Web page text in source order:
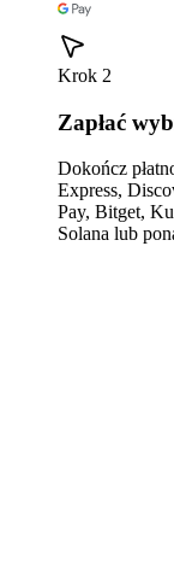
Krok 2
Zapłać
Dokończ
Express,
Pay, Bitget,
Solana lub